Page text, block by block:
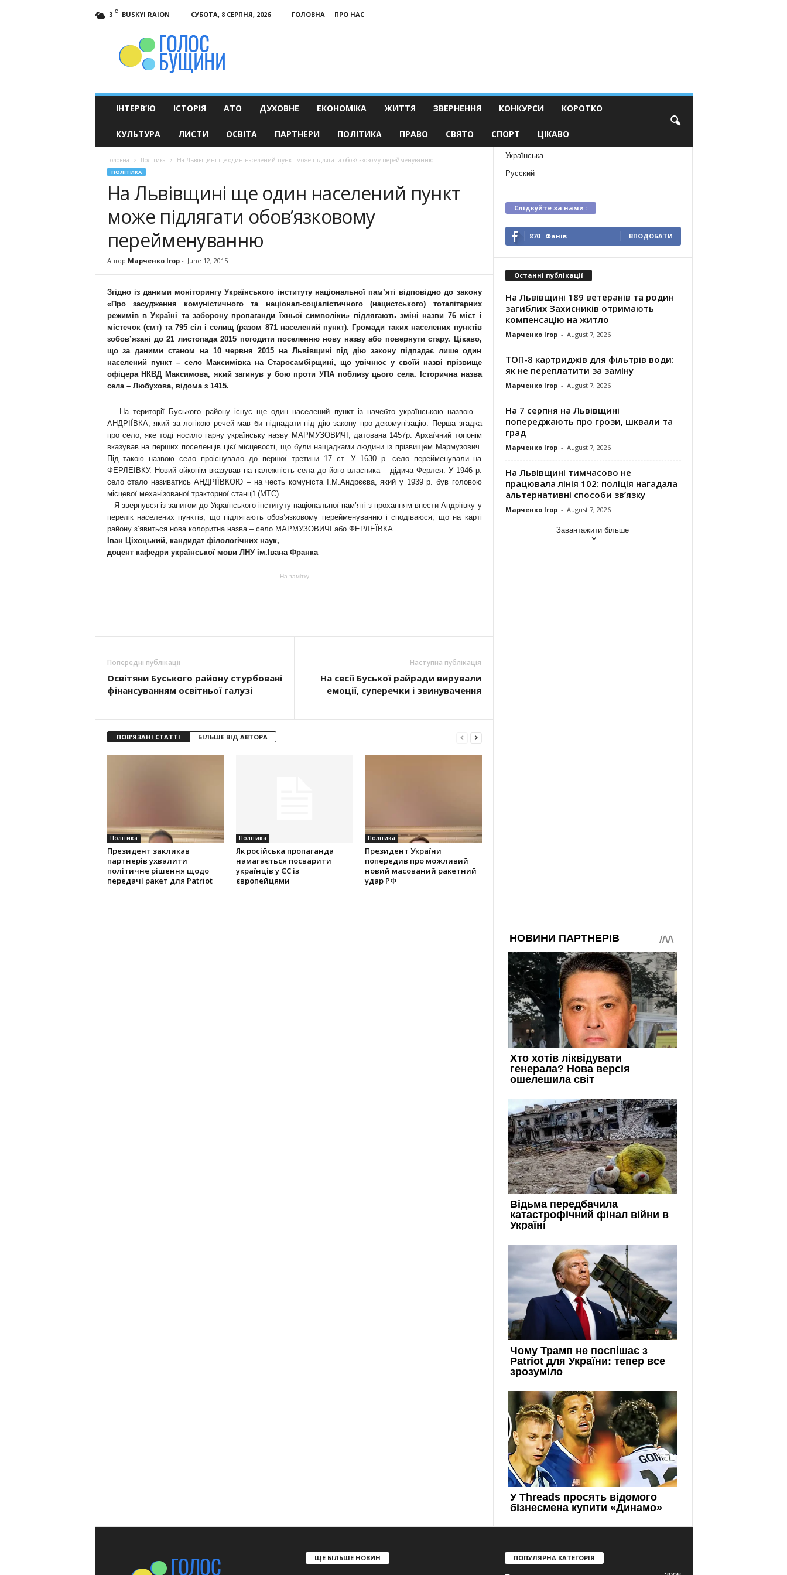
3 C BUSKYI RAION СУБОТА, 8 СЕРПНЯ, 2026 ГОЛОВНА
ПРО НАС
ІНТЕРВ’Ю ІСТОРІЯ АТО ДУХОВНЕ ЕКОНОМІКА ЖИТТЯ ЗВЕРНЕННЯ КОНКУРСИ КОРОТКО
КУЛЬТУРА ЛИСТИ ОСВІТА ПАРТНЕРИ ПОЛІТИКА ПРАВО СВЯТО СПОРТ ЦІКАВО
Головна Політика На Львівщині ще один населений пункт може підлягати обов’язковому перейменуванню
ПОЛІТИКА
На Львівщині ще один населений пункт
може підлягати обов’язковому
перейменуванню
Автор Марченко Ігор- June 12, 2015
Згідно із даними моніторингу Українського інституту національної пам’яті відповідно до закону
«Про засудження комуністичного та націонал-соціалістичного (нацистського) тоталітарних
режимів в Україні та заборону пропаганди їхньої символіки» підлягають зміні назви 76 міст і
містечок (смт) та 795 сіл і селищ (разом 871 населений пункт). Громади таких населених пунктів
зобов’язані до 21 листопада 2015 погодити поселенню нову назву або повернути стару. Цікаво,
що за даними станом на 10 червня 2015 на Львівщині під дію закону підпадає лише один
населений пункт – село Максимівка на Старосамбірщині, що увічнює у своїй назві прізвище
офіцера НКВД Максимова, який загинув у бою проти УПА поблизу цього села. Історична назва
села – Любухова, відома з 1415.
На території Буського району існує ще один населений пункт із начебто українською назвою –
АНДРІЇВКА, який за логікою речей мав би підпадати під дію закону про декомунізацію. Перша згадка
про село, яке тоді носило гарну українську назву МАРМУЗОВИЧІ, датована 1457р. Архаїчний топонім
вказував на перших поселенців цієї місцевості, що були нащадками людини із прізвищем Мармузович.
Під такою назвою село проіснувало до першої третини 17 ст. У 1630 р. село перейменували на
ФЕРЛЕЇВКУ. Новий ойконім вказував на належність села до його власника – дідича Ферлея. У 1946 р.
село стало називатись АНДРІЇВКОЮ – на честь комуніста І.М.Андрєєва, який у 1939 р. був головою
місцевої механізованої тракторної станції (МТС).
Я звернувся із запитом до Українського інституту національної пам’яті з проханням внести Андріївку у
перелік населених пунктів, що підлягають обов’язковому перейменуванню і сподіваюся, що на карті
району з’явиться нова колоритна назва – село МАРМУЗОВИЧІ або ФЕРЛЕЇВКА.
Іван Ціхоцький, кандидат філологічних наук,
доцент кафедри української мови ЛНУ ім.Івана Франка
На замітку
Попередні публікації
Освітяни Буського району стурбовані
фінансуванням освітньої галузі
Наступна публікація
На сесії Буської райради вирували
емоції, суперечки і звинувачення
ПОВ'ЯЗАНІ СТАТТІ БІЛЬШЕ ВІД АВТОРА
Політика
Президент закликав
партнерів ухвалити
політичне рішення щодо
передачі ракет для Patriot
Політика
Як російська пропаганда
намагається посварити
українців у ЄС із
європейцями
Політика
Президент України
попередив про можливий
новий масований ракетний
удар РФ
Українська
Русский
Слідкуйте за нами :
870 Фанів ВПОДОБАТИ
Останні публікації
На Львівщині 189 ветеранів та родин
загиблих Захисників отримають
компенсацію на житло
Марченко Ігор - August 7, 2026
ТОП-8 картриджів для фільтрів води:
як не переплатити за заміну
Марченко Ігор - August 7, 2026
На 7 серпня на Львівщині
попереджають про грози, шквали та
град
Марченко Ігор - August 7, 2026
На Львівщині тимчасово не
працювала лінія 102: поліція нагадала
альтернативні способи зв’язку
Марченко Ігор - August 7, 2026
Завантажити більше
ЩЕ БІЛЬШЕ НОВИН ПОПУЛЯРНА КАТЕГОРІЯ